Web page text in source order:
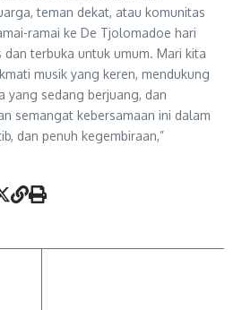
teman dekat, atau komunitas
ramai ke De Tjolomadoe hari
dan terbuka untuk umum. Mari kita
musik yang keren, mendukung
yang sedang berjuang, dan
semangat kebersamaan ini dalam
dan penuh kegembiraan,”